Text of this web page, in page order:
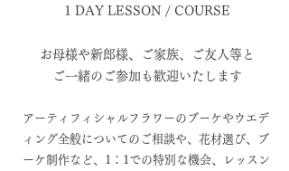
1 DAY LESSON / COURSE
​お母様や新郎様、ご家族、ご友人等と
ご一緒のご参加も歓迎いたします
​​アーティフィシャルフラワーのブーケやウエデ
ィング全般についてのご相談や、花材選び、ブ
ーケ制作など、1：1での特別な機会、レッスン